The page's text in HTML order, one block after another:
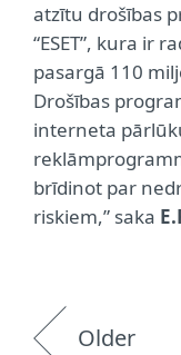
atzītu drošības
“ESET”, kura ir
pasargā 110
Drošības
interneta
brīdinot par
riskiem,” saka
Older